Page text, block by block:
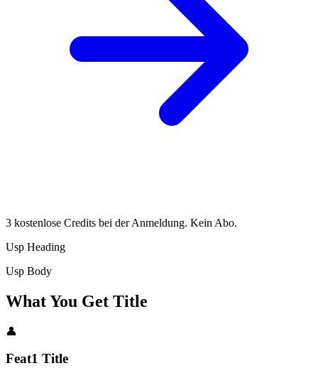
3 kostenlose Credits bei der Anmeldung. Kein Abo.
Usp Heading
Usp Body
What You Get Title
👤
Feat1 Title